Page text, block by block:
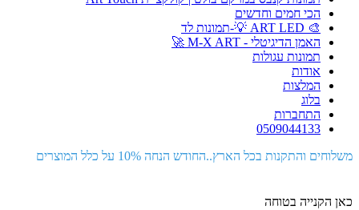
הכי חמים וחדשים
🎨 ART LED 💡-תמונות לד
האמן הדיגיטלי - M-X ART 🚀
תמונות עגולות
אודות
המלצות
בלוג
התחברות
0509044133
משלוחים והתקנות בכל הארץ..החודש הנחה 10% על כלל המוצרים
כאן הקנייה בטוחה